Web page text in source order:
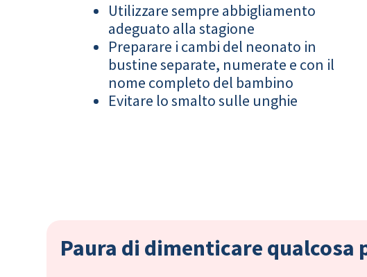
Utilizzare sempre abbigliamento
adeguato alla stagione
Preparare i cambi del neonato in
bustine separate, numerate e con il
nome completo del bambino
Evitare lo smalto sulle unghie
Paura di dimenticare qualcosa